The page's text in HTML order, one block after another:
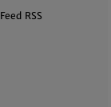
Feed RSS